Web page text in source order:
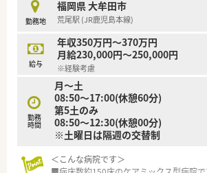
勤務地
福岡県 大牟田市
荒尾駅 (JR鹿児島本線)
給与
年収350万円～370万円
月給230,000円～250,000円
※経験考慮
勤務
時間
月～土
08:50～17:00(休憩60分)
第5土のみ
08:50～12:30(休憩00分)
※土曜日は隔週の交替制
＜こんな病院です＞